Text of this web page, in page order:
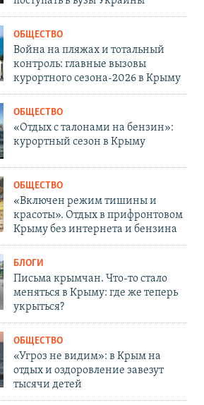
ОБЩЕСТВО
Война на пляжах и тотальный
контроль: главные вызовы
курортного сезона-2026 в Крыму
ОБЩЕСТВО
«Отдых с талонами на бензин»:
курортный сезон в Крыму
ОБЩЕСТВО
«Включен режим тишины и
красоты». Отдых в прифронтовом
Крыму без интернета и бензина
БЛОГИ
Письма крымчан. Что-то стало
меняться в Крыму: где же теперь
укрыться?
ОБЩЕСТВО
«Угроз не видим»: в Крым на
отдых и оздоровление завезут
тысячи детей